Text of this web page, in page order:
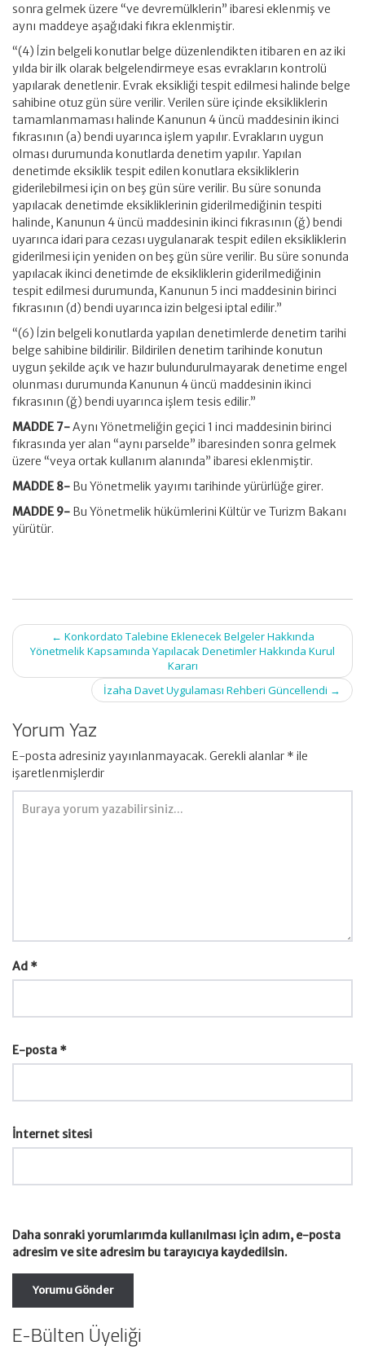
sonra gelmek üzere “ve devremülklerin” ibaresi eklenmiş ve
aynı maddeye aşağıdaki fıkra eklenmiştir.
“(4) İzin belgeli konutlar belge düzenlendikten itibaren en az iki
yılda bir ilk olarak belgelendirmeye esas evrakların kontrolü
yapılarak denetlenir. Evrak eksikliği tespit edilmesi halinde belge
sahibine otuz gün süre verilir. Verilen süre içinde eksikliklerin
tamamlanmaması halinde Kanunun 4 üncü maddesinin ikinci
fıkrasının (a) bendi uyarınca işlem yapılır. Evrakların uygun
olması durumunda konutlarda denetim yapılır. Yapılan
denetimde eksiklik tespit edilen konutlara eksikliklerin
giderilebilmesi için on beş gün süre verilir. Bu süre sonunda
yapılacak denetimde eksikliklerinin giderilmediğinin tespiti
halinde, Kanunun 4 üncü maddesinin ikinci fıkrasının (ğ) bendi
uyarınca idari para cezası uygulanarak tespit edilen eksikliklerin
giderilmesi için yeniden on beş gün süre verilir. Bu süre sonunda
yapılacak ikinci denetimde de eksikliklerin giderilmediğinin
tespit edilmesi durumunda, Kanunun 5 inci maddesinin birinci
fıkrasının (d) bendi uyarınca izin belgesi iptal edilir.”
“(6) İzin belgeli konutlarda yapılan denetimlerde denetim tarihi
belge sahibine bildirilir. Bildirilen denetim tarihinde konutun
uygun şekilde açık ve hazır bulundurulmayarak denetime engel
olunması durumunda Kanunun 4 üncü maddesinin ikinci
fıkrasının (ğ) bendi uyarınca işlem tesis edilir.”
MADDE 7-Aynı Yönetmeliğin geçici 1 inci maddesinin birinci
fıkrasında yer alan “aynı parselde” ibaresinden sonra gelmek
üzere “veya ortak kullanım alanında” ibaresi eklenmiştir.
MADDE 8- Bu Yönetmelik yayımı tarihinde yürürlüğe girer.
MADDE 9- Bu Yönetmelik hükümlerini Kültür ve Turizm Bakanı
yürütür.
Post
navigation
← Konkordato Talebine Eklenecek Belgeler Hakkında
Yönetmelik Kapsamında Yapılacak Denetimler Hakkında Kurul
Kararı
İzaha Davet Uygulaması Rehberi Güncellendi →
Yorum Yaz
E-posta adresiniz yayınlanmayacak. Gerekli alanlar * ile
işaretlenmişlerdir
Ad *
E-posta *
İnternet sitesi
Daha sonraki yorumlarımda kullanılması için adım, e-posta
adresim ve site adresim bu tarayıcıya kaydedilsin.
E-Bülten Üyeliği